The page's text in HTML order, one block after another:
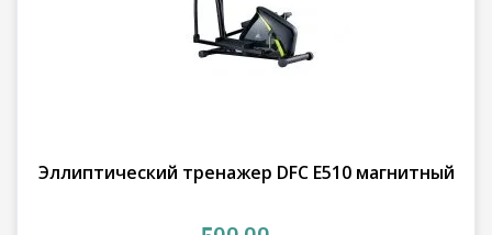
Эллиптический тренажер DFC E510 магнитный